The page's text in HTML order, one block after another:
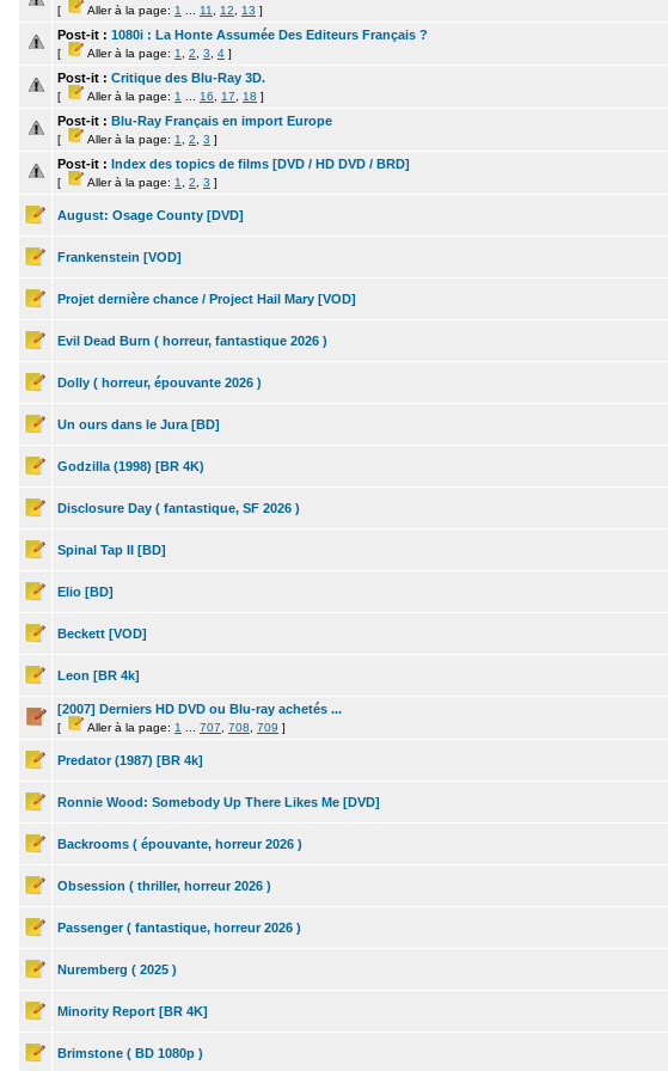
[ Aller à la page: 1 11 12 13 ]
Post-it : 1080i : La Honte Assumée Des Editeurs Français ?
[ Aller à la page: 1 2 3 4 ]
Post-it : Critique des Blu-Ray 3D.
[ Aller à la page: 1 16 17 18 ]
Post-it : Blu-Ray Français en import Europe
[ Aller à la page: 1 2 3 ]
Post-it : Index des topics de films [DVD / HD DVD / BRD]
[ Aller à la page: 1 2 3 ]
August: Osage County [DVD]
Frankenstein [VOD]
Projet dernière chance / Project Hail Mary [VOD]
Evil Dead Burn ( horreur, fantastique 2026 )
Dolly ( horreur, épouvante 2026 )
Un ours dans le Jura [BD]
Godzilla (1998) [BR 4K)
Disclosure Day ( fantastique, SF 2026 )
Spinal Tap II [BD]
Elio [BD]
Beckett [VOD]
Leon [BR 4k]
[2007] Derniers HD DVD ou Blu-ray achetés ...
[ Aller à la page: 1 707 708 709 ]
Predator (1987) [BR 4k]
Ronnie Wood: Somebody Up There Likes Me [DVD]
Backrooms ( épouvante, horreur 2026 )
Obsession ( thriller, horreur 2026 )
Passenger ( fantastique, horreur 2026 )
Nuremberg ( 2025 )
Minority Report [BR 4K]
Brimstone ( BD 1080p )